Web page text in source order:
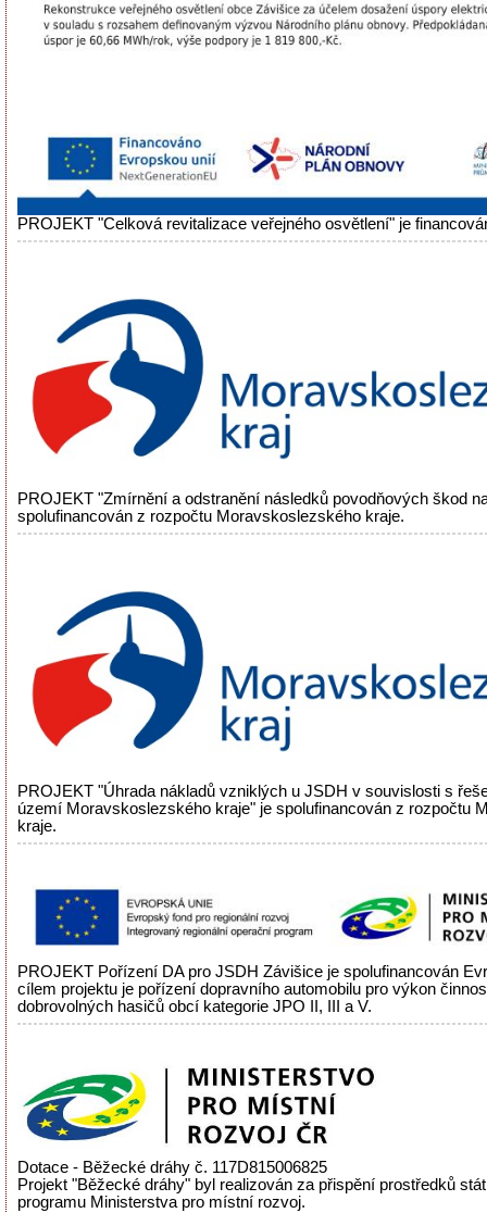
PROJEKT "Celková revitalizace veřejného osvětlení" je
PROJEKT "Zmírnění a odstranění následků povodňových škod
spolufinancován z rozpočtu Moravskoslezského kraje.
PROJEKT "Úhrada nákladů vzniklých u JSDH v souvislosti s
území Moravskoslezského kraje" je spolufinancován z rozpočtu
kraje.
PROJEKT Pořízení DA pro JSDH Závišice je spolufinancován
cílem projektu je pořízení dopravního automobilu pro výkon
dobrovolných hasičů obcí kategorie JPO II, III a V.
Dotace - Běžecké dráhy č. 117D815006825
Projekt "Běžecké dráhy" byl realizován za přispění prostředků
programu Ministerstva pro místní rozvoj.